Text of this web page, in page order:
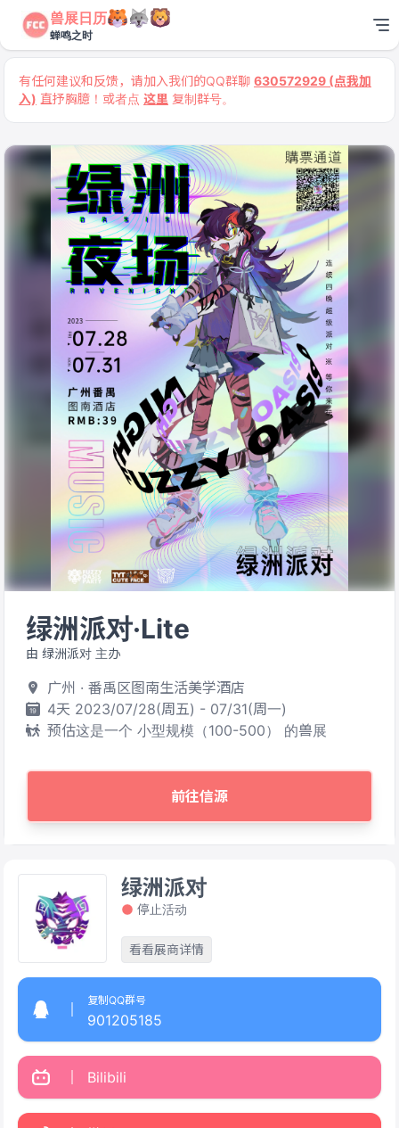
兽展日历
蝉鸣之时
有任何建议和反馈，请加入我们的QQ群聊 630572929 (点我加
入) 直抒胸臆！或者点 这里 复制群号。
绿洲派对·Lite
由 绿洲派对 主办
广州 · 番禹区图南生活美学酒店
4天 2023/07/28(周五) - 07/31(周一)
预估这是一个 小型规模（100-500） 的兽展
前往信源
绿洲派对
停止活动
看看展商详情
复制QQ群号
901205185
Bilibili